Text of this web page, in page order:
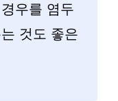
우를 염두
것도 좋은